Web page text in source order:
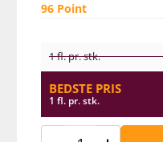
96 Point
1 fl. pr. stk.
BEDSTE PRIS
1 fl. pr. stk.